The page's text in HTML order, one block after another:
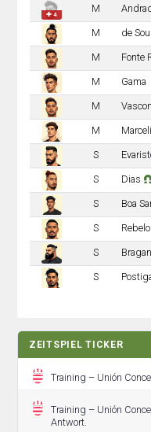
✚ 4
M
M de
M Fonte
M Gama
M
M
S
S Dias
S Boa
S Rebelo
S
S
ZEITSPIEL TICKER
Training – Unión
Training – Unión
Antwort.